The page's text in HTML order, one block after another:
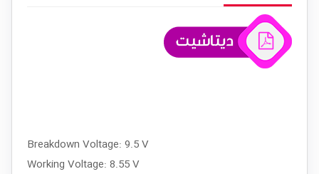
Breakdown Voltage: 9.5 V
Working Voltage: 8.55 V